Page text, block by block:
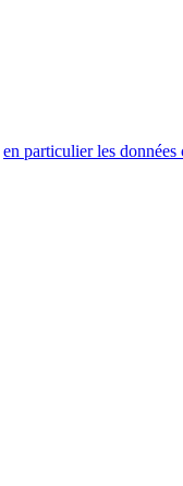
en particulier les